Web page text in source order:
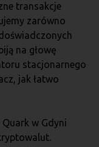
transakcje
zarówno
na głowę
stacjonarnego
jak łatwo
w Gdyni